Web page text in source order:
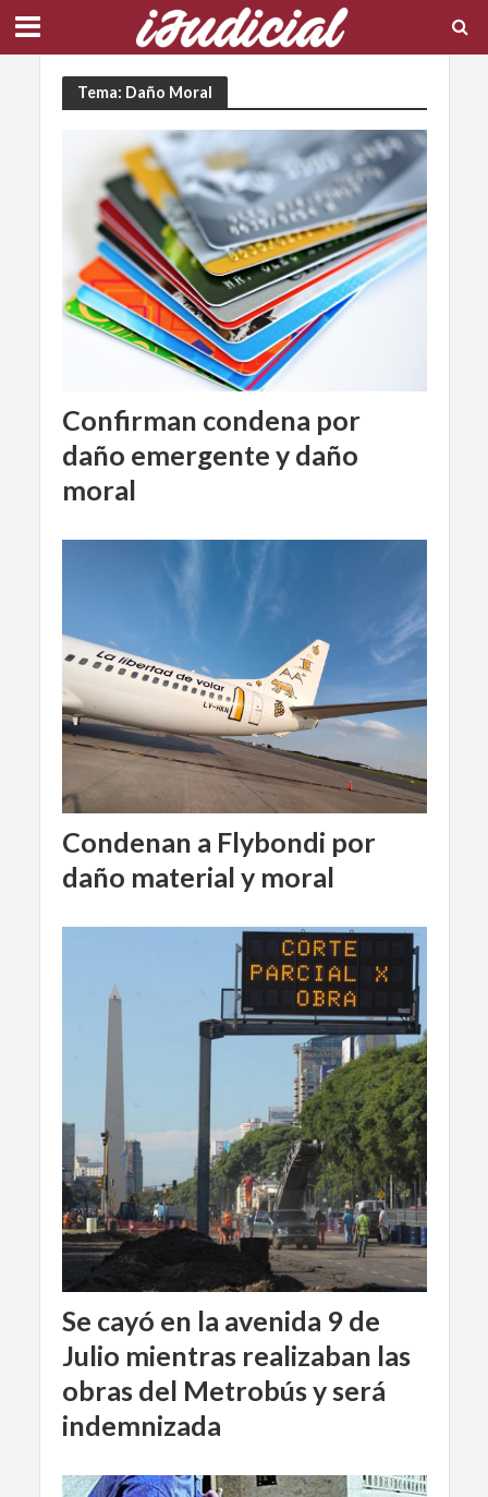
Tema: Daño Moral
Confirman condena por
daño emergente y daño
moral
Condenan a Flybondi por
daño material y moral
Se cayó en la avenida 9 de
Julio mientras realizaban las
obras del Metrobús y será
indemnizada